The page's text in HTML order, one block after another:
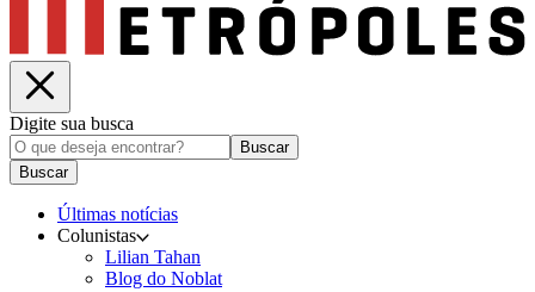
Digite sua busca
Buscar
Buscar
Últimas notícias
Colunistas
Lilian Tahan
Blog do Noblat